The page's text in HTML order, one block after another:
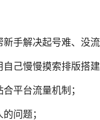
手解决起号难、没
己慢慢摸索排版搭建
平台流量机制；
问题；